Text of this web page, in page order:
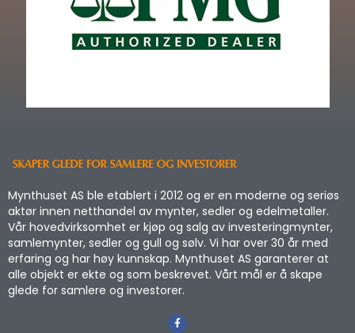
Mynthuset AS ble etablert i 2012 og er en moderne og seriøs
aktør innen netthandel av mynter, sedler og edelmetaller.
Vår hovedvirksomhet er kjøp og salg av investeringmynter,
samlemynter, sedler og gull og sølv. Vi har over 30 år med
erfaring og har høy kunnskap. Mynthuset AS garanterer at
alle objekt er ekte og som beskrevet. Vårt mål er å skape
glede for samlere og investorer.